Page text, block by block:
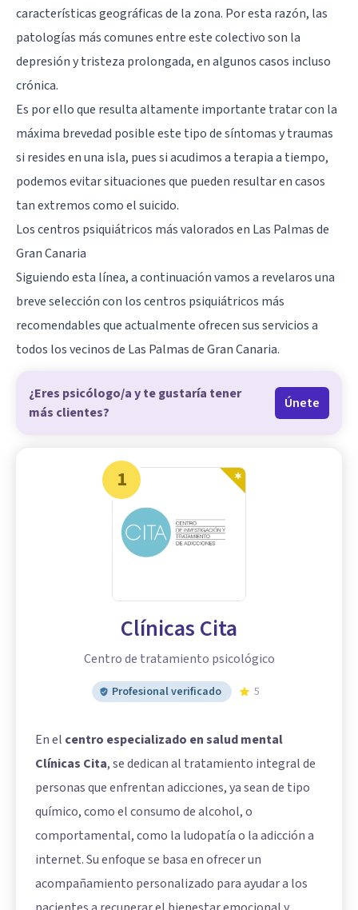
características geográficas de la zona. Por esta razón, las
patologías más comunes entre este colectivo son la
depresión y tristeza prolongada, en algunos casos incluso
crónica.
Es por ello que resulta altamente importante tratar con la
máxima brevedad posible este tipo de síntomas y traumas
si resides en una isla, pues si acudimos a terapia a tiempo,
podemos evitar situaciones que pueden resultar en casos
tan extremos como el suicido.
Los centros psiquiátricos más valorados en Las Palmas de
Gran Canaria
Siguiendo esta línea, a continuación vamos a revelaros una
breve selección con los centros psiquiátricos más
recomendables que actualmente ofrecen sus servicios a
todos los vecinos de Las Palmas de Gran Canaria.
¿Eres psicólogo/a y te gustaría tener
más clientes?
Únete
1
Clínicas Cita
Centro de tratamiento psicológico
Profesional verificado 5
En el centro especializado en salud mental
Clínicas Cita, se dedican al tratamiento integral de
personas que enfrentan adicciones, ya sean de tipo
químico, como el consumo de alcohol, o
comportamental, como la ludopatía o la adicción a
internet. Su enfoque se basa en ofrecer un
acompañamiento personalizado para ayudar a los